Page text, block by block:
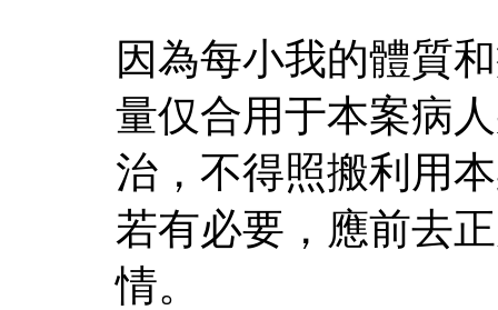
因為每小我的體質
量仅合用于本案病
治，不得照搬利用
若有必要，應前去
情。